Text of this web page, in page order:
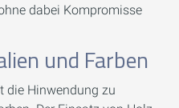
dabei Kompromisse
und Farben
die Hinwendung zu